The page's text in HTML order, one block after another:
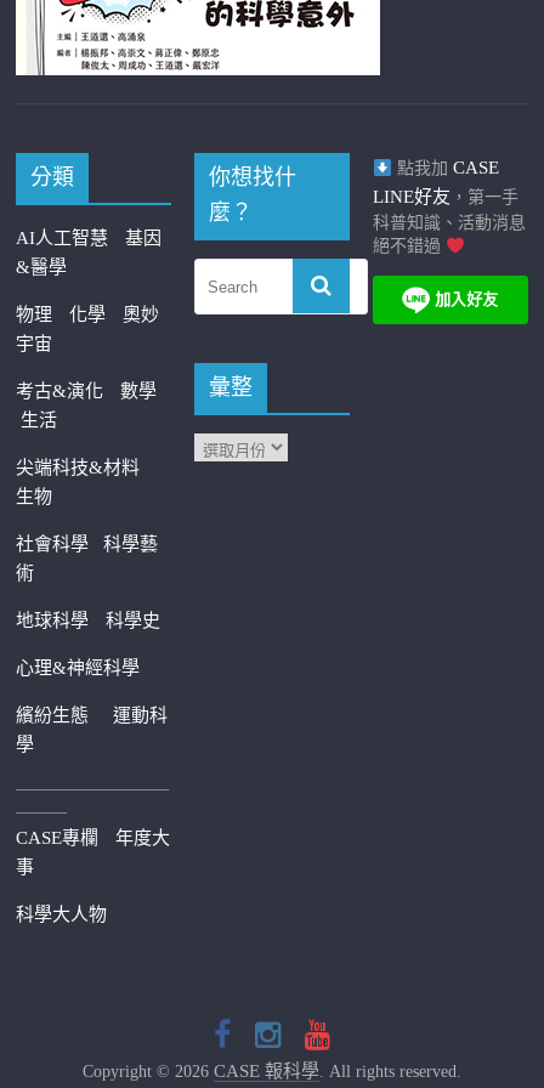
分類
AI人工智慧
基因
&醫學
物理 化學
奧妙
宇宙
考古&演化
數學
生活
尖端科技&材料
生物
社會科學科學藝
術
地球科學 科學史
心理&神經科學
繽紛生態運動科
學
—————————
———
CASE專欄
年度大
事
科學大人物
你想找什
麼？
彙整
點我加 CASE
LINE好友 ，第一手
科普知識、活動消息
絕不錯過
Copyright © 2026 CASE 報科學. All rights reserved.